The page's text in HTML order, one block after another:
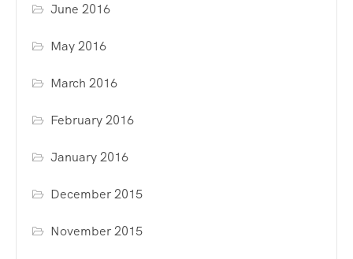
June 2016
May 2016
March 2016
February 2016
January 2016
December 2015
November 2015